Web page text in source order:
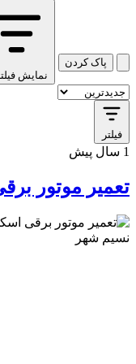
حیوانات
پاک کردن
نمایش
فیلتر
1 سال پیش
تعمیر موتور
نسیم شهر